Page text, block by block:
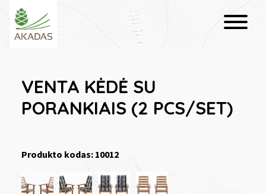
VENTA KĖDĖ SU
PORANKIAIS (2 PCS/SET)
Produkto kodas: 10012